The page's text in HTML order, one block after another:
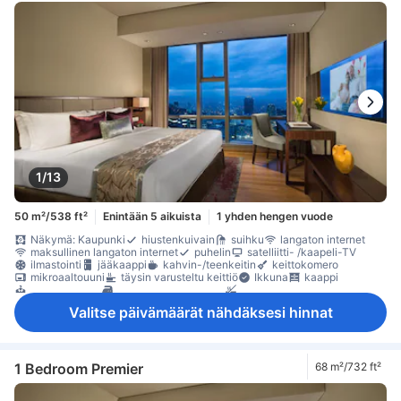
herätyskello herätyspalvelu
ilmanpuhdistin
pimennysverhot
Pistorasiat vuoteen lähellä
tossut vuodevaatteet
äänieristys
jääkaappi kahvin-/teenkeitin
keittokomero
maksuton tee mikroaaltouuni
minibaari
täysin varusteltu keittiö
erillinen ruokailualue Ikkuna
kokolattiamatto
Laatta-/marmorilattia
oleskelualue
puu- /parkettilattia
Roskakorit
sohva työpöytä työskentelytila läppäreille
kaappi
kuivausrumpu
naulakko pesukone
tarvikkeet silitykseen
Vauvansänky (pyynnöstä)
häkäilmaisin lokero
sammutin
savunilmaisin
Savuttomia huoneita
Säädettävä ilmastointi
tallelokero huoneessa
Turvaominaisuudet
1/13
50 m²/538 ft² Enintään 5 aikuista
1 yhden hengen vuode
Näkymä: Kaupunki
hiustenkuivain suihku
langaton internet
maksullinen langaton internet
puhelin
satelliitti- /kaapeli-TV
ilmastointi
jääkaappi kahvin-/teenkeitin
keittokomero
mikroaaltouuni
täysin varusteltu keittiö Ikkuna
kaappi
Valitse päivämäärät nähdäksesi hinnat
1 Bedroom Premier 68 m²/732 ft²